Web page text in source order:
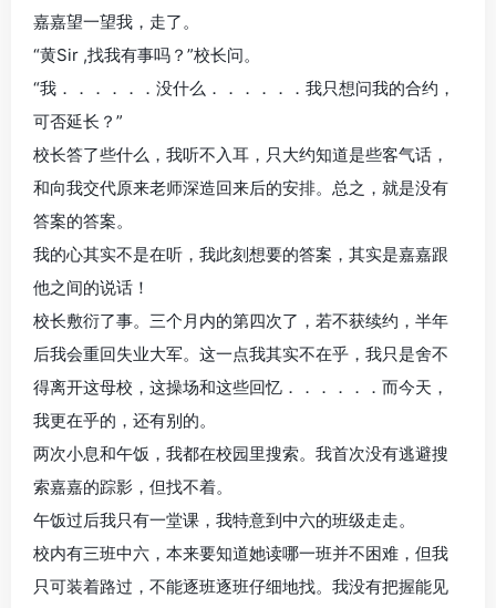
嘉嘉望一望我，走了。
“黄Sir ,找我有事吗？”校长问。
“我．．．．．．没什么．．．．．．我只想问我的合约，
可否延长？”
校长答了些什么，我听不入耳，只大约知道是些客气话，
和向我交代原来老师深造回来后的安排。总之，就是没有
答案的答案。
我的心其实不是在听，我此刻想要的答案，其实是嘉嘉跟
他之间的说话！
校长敷衍了事。三个月内的第四次了，若不获续约，半年
后我会重回失业大军。这一点我其实不在乎，我只是舍不
得离开这母校，这操场和这些回忆．．．．．．而今天，
我更在乎的，还有别的。
两次小息和午饭，我都在校园里搜索。我首次没有逃避搜
索嘉嘉的踪影，但找不着。
午饭过后我只有一堂课，我特意到中六的班级走走。
校内有三班中六，本来要知道她读哪一班并不困难，但我
只可装着路过，不能逐班逐班仔细地找。我没有把握能见